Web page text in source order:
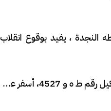
النجدة ، يفيد بوقوع انقلاب
وعلى الفور انتقل ضباط المباحث لمكان البلاغ وبالفحص تبين حدوث انقلاب تروسكيل رقم ط ه و 4527، أسفر عنها